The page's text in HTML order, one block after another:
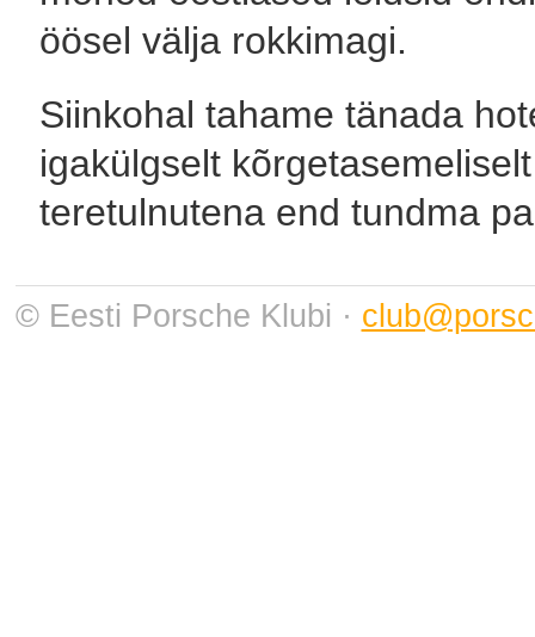
öösel välja rokkimagi.
Siinkohal tahame tänada
igakülgselt
teretulnutena end tundma
© Eesti Porsche Klubi ·